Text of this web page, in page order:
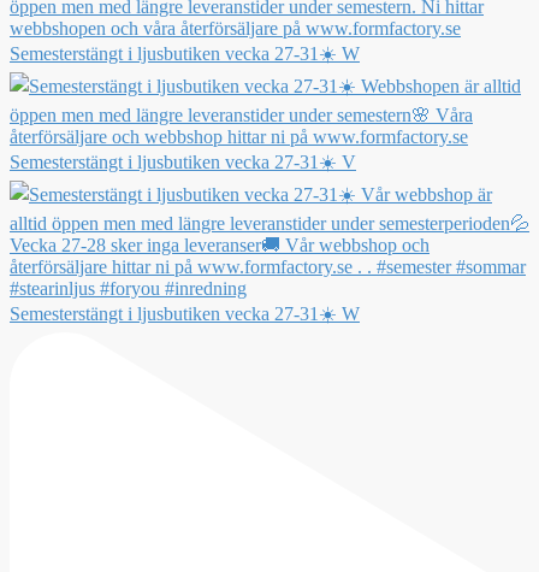
Semesterstängt i ljusbutiken vecka 27-31☀️ W
Semesterstängt i ljusbutiken vecka 27-31☀️ V
Semesterstängt i ljusbutiken vecka 27-31☀️ W